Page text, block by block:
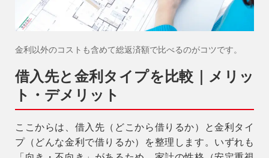
金利以外のコストも含めて総返済額で比べるのがコツです。
借入先と金利タイプを比較｜メリッ
ト・デメリット
ここからは、借入先（どこから借りるか）と金利タイ
プ（どんな金利で借りるか）を整理します。いずれも